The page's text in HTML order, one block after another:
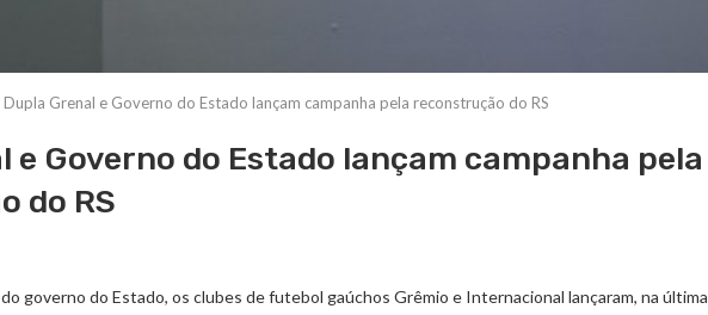
Dupla Grenal e Governo do Estado lançam campanha pela reconstrução do RS
e Governo do Estado lançam campanha pela
do RS
governo do Estado, os clubes de futebol gaúchos Grêmio e Internacional lançaram, na última